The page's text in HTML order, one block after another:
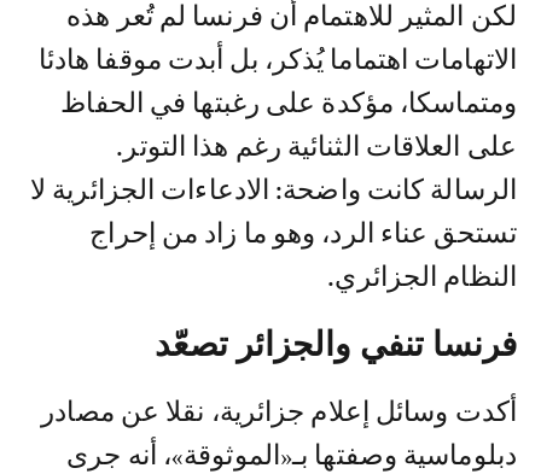
لكن المثير للاهتمام أن فرنسا لم تُعر هذه
الاتهامات اهتماما يُذكر، بل أبدت موقفا هادئا
ومتماسكا، مؤكدة على رغبتها في الحفاظ
على العلاقات الثنائية رغم هذا التوتر.
الرسالة كانت واضحة: الادعاءات الجزائرية لا
تستحق عناء الرد، وهو ما زاد من إحراج
النظام الجزائري.
فرنسا تنفي والجزائر تصعّد
أكدت وسائل إعلام جزائرية، نقلا عن مصادر
دبلوماسية وصفتها بـ«الموثوقة»، أنه جرى